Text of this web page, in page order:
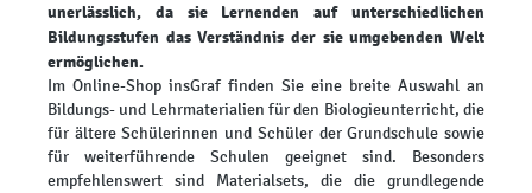
unerlässlich, da sie Lernenden auf unterschiedlichen
Bildungsstufen das Verständnis der sie umgebenden Welt
ermöglichen.
Im Online-Shop insGraf finden Sie eine breite Auswahl an
Bildungs- und Lehrmaterialien für den Biologieunterricht, die
für ältere Schülerinnen und Schüler der Grundschule sowie
für weiterführende Schulen geeignet sind. Besonders
empfehlenswert sind Materialsets, die die grundlegende